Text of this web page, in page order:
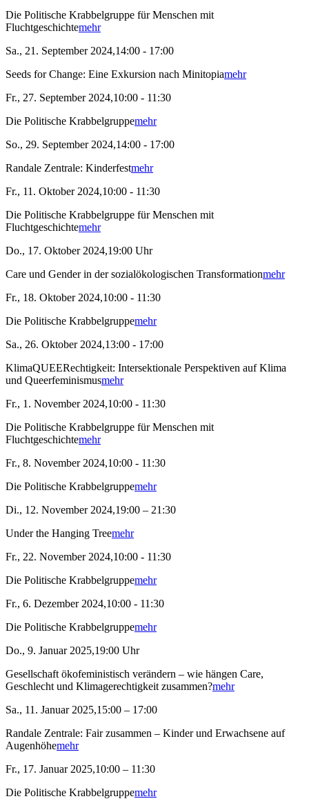
Die Politische Krabbelgruppe für Menschen mit
Fluchtgeschichtemehr
Sa., 21. September 2024,14:00 - 17:00
Seeds for Change: Eine Exkursion nach Minitopiamehr
Fr., 27. September 2024,10:00 - 11:30
Die Politische Krabbelgruppemehr
So., 29. September 2024,14:00 - 17:00
Randale Zentrale: Kinderfestmehr
Fr., 11. Oktober 2024,10:00 - 11:30
Die Politische Krabbelgruppe für Menschen mit
Fluchtgeschichtemehr
Do., 17. Oktober 2024,19:00 Uhr
Care und Gender in der sozialökologischen Transformationmehr
Fr., 18. Oktober 2024,10:00 - 11:30
Die Politische Krabbelgruppemehr
Sa., 26. Oktober 2024,13:00 - 17:00
KlimaQUEERechtigkeit: Intersektionale Perspektiven auf Klima
und Queerfeminismusmehr
Fr., 1. November 2024,10:00 - 11:30
Die Politische Krabbelgruppe für Menschen mit
Fluchtgeschichtemehr
Fr., 8. November 2024,10:00 - 11:30
Die Politische Krabbelgruppemehr
Di., 12. November 2024,19:00 – 21:30
Under the Hanging Treemehr
Fr., 22. November 2024,10:00 - 11:30
Die Politische Krabbelgruppemehr
Fr., 6. Dezember 2024,10:00 - 11:30
Die Politische Krabbelgruppemehr
Do., 9. Januar 2025,19:00 Uhr
Gesellschaft ökofeministisch verändern – wie hängen Care,
Geschlecht und Klimagerechtigkeit zusammen?mehr
Sa., 11. Januar 2025,15:00 – 17:00
Randale Zentrale: Fair zusammen – Kinder und Erwachsene auf
Augenhöhemehr
Fr., 17. Januar 2025,10:00 – 11:30
Die Politische Krabbelgruppemehr